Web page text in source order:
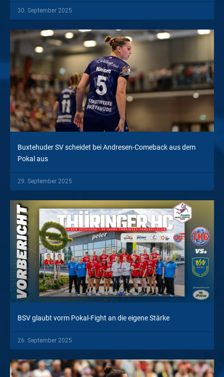
30. September 2025
Buxtehuder SV scheidet bei Andresen-Comeback aus dem
Pokal aus
29. September 2025
BSV glaubt vorm Pokal-Fight an die eigene Stärke
26. September 2025